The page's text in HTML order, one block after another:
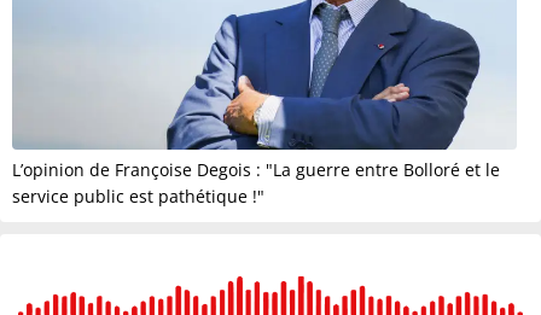
L’opinion de Françoise Degois : "La guerre entre Bolloré et le
service public est pathétique !"